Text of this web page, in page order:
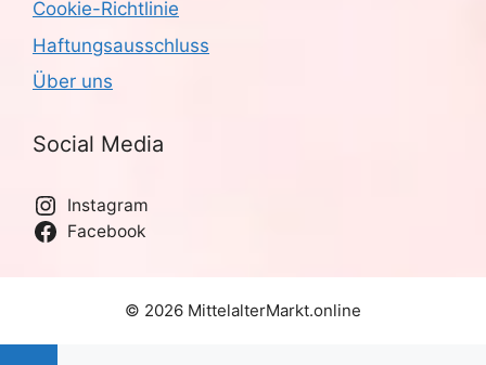
Cookie-Richtlinie
Haftungsausschluss
Über uns
Social Media
Instagram
Facebook
© 2026 MittelalterMarkt.online